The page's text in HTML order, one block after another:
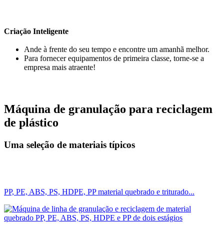
Criação Inteligente
Ande à frente do seu tempo e encontre um amanhã melhor.
Para fornecer equipamentos de primeira classe, torne-se a
empresa mais atraente!
Máquina de granulação para reciclagem
de plástico
Uma seleção de materiais típicos
PP, PE, ABS, PS, HDPE, PP material quebrado e triturado...